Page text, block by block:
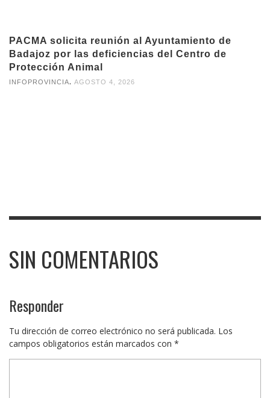
PACMA solicita reunión al Ayuntamiento de
Badajoz por las deficiencias del Centro de
Protección Animal
INFOPROVINCIA AGOSTO 4, 2026
SIN COMENTARIOS
Responder
Tu dirección de correo electrónico no será publicada. Los
campos obligatorios están marcados con *